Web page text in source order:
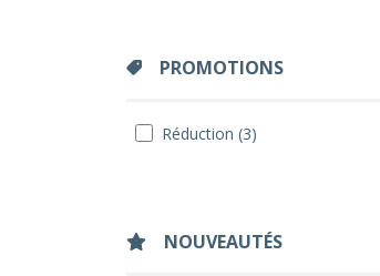
PROMOTIONS
Réduction (3)
NOUVEAUTÉS